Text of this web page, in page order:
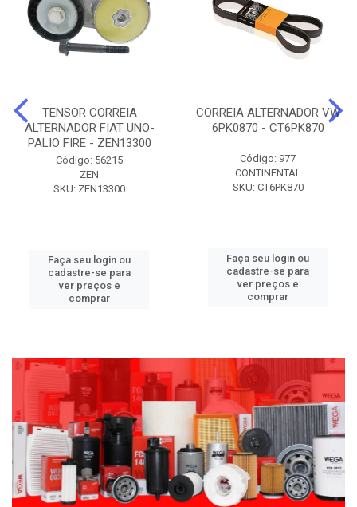
TENSOR CORREIA
ALTERNADOR FIAT UNO-
PALIO FIRE - ZEN13300
Código: 56215
ZEN
SKU: ZEN13300
Faça seu login ou
cadastre-se para
ver preços e
comprar
CORREIA ALTERNADOR VW
6PK0870 - CT6PK870
Código: 977
CONTINENTAL
SKU: CT6PK870
Faça seu login ou
cadastre-se para
ver preços e
comprar